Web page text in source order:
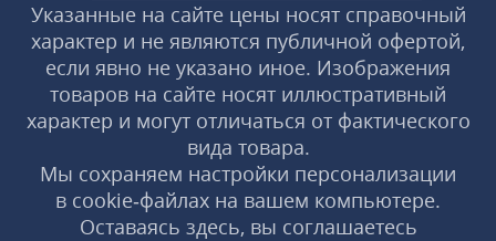
Указанные на сайте цены носят справочный
характер и не являются публичной офертой,
если явно не указано иное. Изображения
товаров на сайте носят иллюстративный
характер и могут отличаться от фактического
вида товара.
Мы сохраняем настройки персонализации
в cookie‑файлах на вашем компьютере.
Оставаясь здесь, вы соглашаетесь